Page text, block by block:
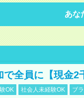
あな
で全員に【現金2
OK 社会人未経験OK ブ